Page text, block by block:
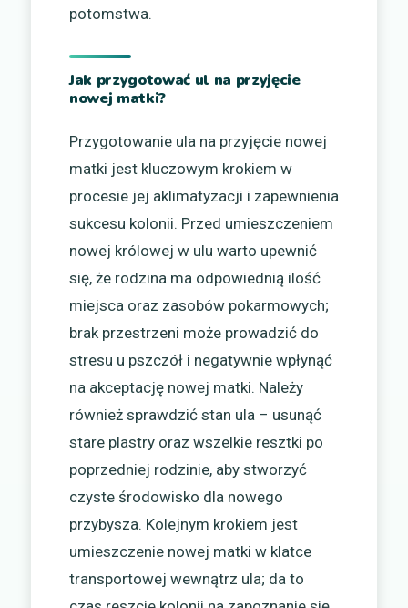
potomstwa.
Jak przygotować ul na przyjęcie
nowej matki?
Przygotowanie ula na przyjęcie nowej
matki jest kluczowym krokiem w
procesie jej aklimatyzacji i zapewnienia
sukcesu kolonii. Przed umieszczeniem
nowej królowej w ulu warto upewnić
się, że rodzina ma odpowiednią ilość
miejsca oraz zasobów pokarmowych;
brak przestrzeni może prowadzić do
stresu u pszczół i negatywnie wpłynąć
na akceptację nowej matki. Należy
również sprawdzić stan ula – usunąć
stare plastry oraz wszelkie resztki po
poprzedniej rodzinie, aby stworzyć
czyste środowisko dla nowego
przybysza. Kolejnym krokiem jest
umieszczenie nowej matki w klatce
transportowej wewnątrz ula; da to